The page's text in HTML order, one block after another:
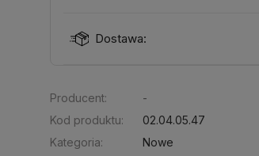
Dostawa:
Producent:
-
Kod produktu:
02.04.05.47
Kategoria:
Nowe